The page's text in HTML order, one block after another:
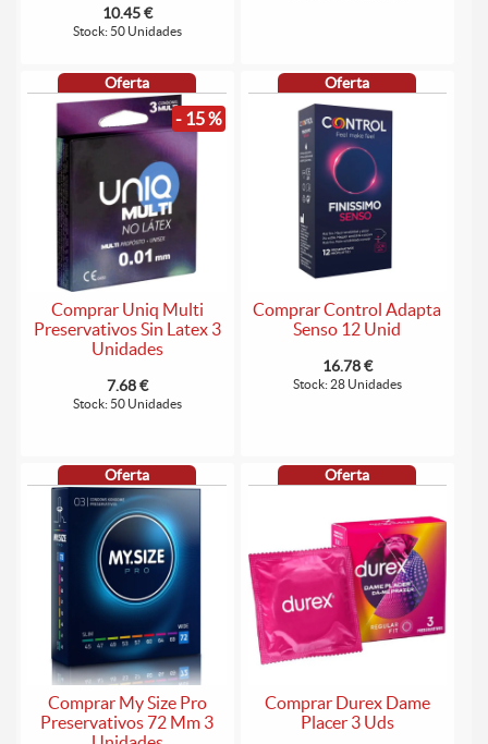
10.45 €
Stock: 50 Unidades
Oferta
- 15 %
Comprar Uniq Multi
Preservativos Sin Latex 3
Unidades
7.68 €
Stock: 50 Unidades
Oferta
Comprar Control Adapta
Senso 12 Unid
16.78 €
Stock: 28 Unidades
Oferta
Comprar My Size Pro
Preservativos 72 Mm 3
Oferta
Comprar Durex Dame
Placer 3 Uds